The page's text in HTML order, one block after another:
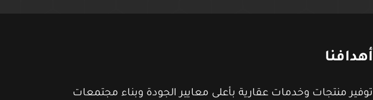
أهدافنا
توفير منتجات وخدمات عقارية بأعلى معايير الجودة وبناء مجتمعات